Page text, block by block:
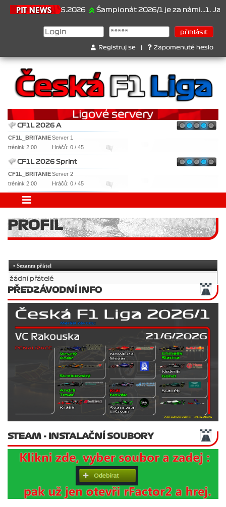
21.6.2026 Šampionát 2026/1 je za námi...1. Jan
Registruj se Zapomenuté heslo
CF1L 2026 A
CF1L_BRITANIEServer 1
trénink 2:00
Hráčů: 0 / 45
CF1L 2026 Sprint
CF1L_BRITANIEServer 2
trénink 2:00
Hráčů: 0 / 45
PROFIL
• Sezanm přátel
žádní přátelé
PŘEDZÁVODNÍ INFO
STEAM - INSTALAČNÍ SOUBORY